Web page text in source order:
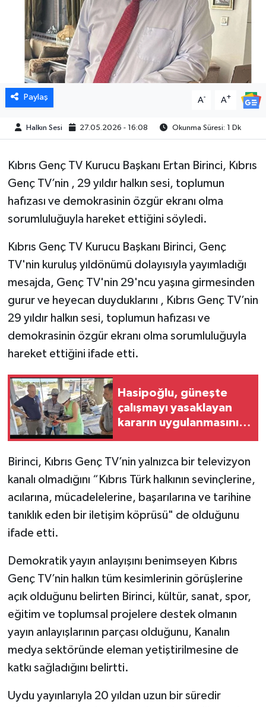
Paylaş A- A+
Halkın Sesi 27.05.2026 - 16:08 Okunma Süresi: 1 Dk
Kıbrıs Genç TV Kurucu Başkanı Ertan Birinci, Kıbrıs
Genç TV’nin , 29 yıldır halkın sesi, toplumun
hafızası ve demokrasinin özgür ekranı olma
sorumluluğuyla hareket ettiğini söyledi.
Kıbrıs Genç TV Kurucu Başkanı Birinci, Genç
TV'nin kuruluş yıldönümü dolayısıyla yayımladığı
mesajda, Genç TV'nin 29'ncu yaşına girmesinden
gurur ve heyecan duyduklarını , Kıbrıs Genç TV’nin
29 yıldır halkın sesi, toplumun hafızası ve
demokrasinin özgür ekranı olma sorumluluğuyla
hareket ettiğini ifade etti.
Hasipoğlu, güneşte
çalışmayı yasaklayan
kararın uygulanmasını
Birinci, Kıbrıs Genç TV’nin yalnızca bir televizyon
kanalı olmadığını “Kıbrıs Türk halkının sevinçlerine,
acılarına, mücadelelerine, başarılarına ve tarihine
tanıklık eden bir iletişim köprüsü" de olduğunu
ifade etti.
Demokratik yayın anlayışını benimseyen Kıbrıs
Genç TV’nin halkın tüm kesimlerinin görüşlerine
açık olduğunu belirten Birinci, kültür, sanat, spor,
eğitim ve toplumsal projelere destek olmanın
yayın anlayışlarının parçası olduğunu, Kanalın
medya sektöründe eleman yetiştirilmesine de
katkı sağladığını belirtti.
Uydu yayınlarıyla 20 yıldan uzun bir süredir